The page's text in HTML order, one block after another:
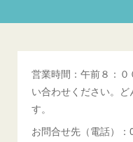
営業時間：午前８：
い合わせください。
す。
お問合せ先（電話）